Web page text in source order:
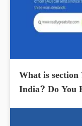
What is
India? Do You